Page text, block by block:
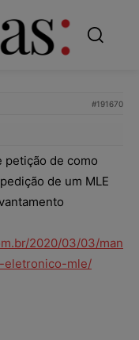
#191670
petição de como
de um MLE
2020/03/03/
eletronico-mle/